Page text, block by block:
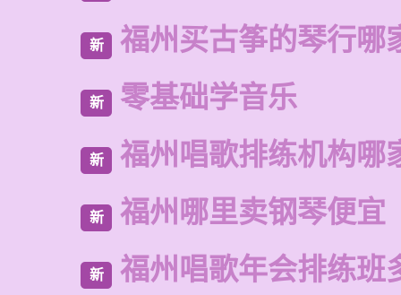
新 福州买古筝的琴行哪
新 零基础学音乐
新 福州唱歌排练机构哪
新 福州哪里卖钢琴便宜
新 福州唱歌年会排练班